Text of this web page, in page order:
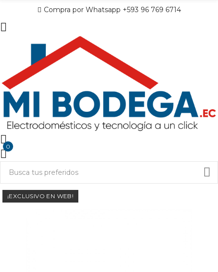
Compra por Whatsapp +593 96 769 6714
0
¡EXCLUSIVO EN WEB!